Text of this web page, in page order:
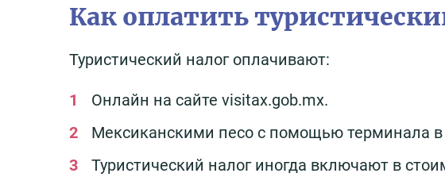
Как оплатить
Туристический налог оплачивают:
Онлайн на сайте visitax.gob.mx.
Мексиканскими песо с помощью терминала в
Туристический налог иногда включают в